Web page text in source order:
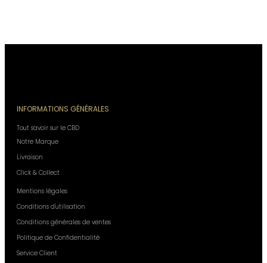
INFORMATIONS GÉNÉRALES
Tout savoir sur le CBD
Notre Marque
Livraison
Click & Collect
Mentions légales
Conditions d'utilisation
Conditions générales de ventes
Politique de Confidentialité
Service Client